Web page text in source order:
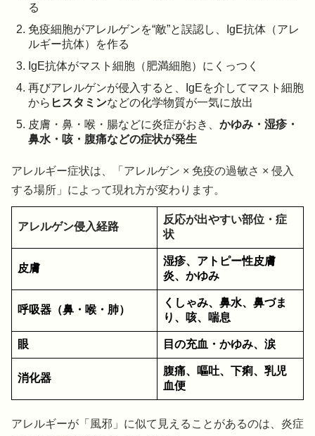
る
免疫細胞がアレルゲンを“敵”と誤認し、IgE抗体（アレ
ルギー抗体）を作る
IgE抗体がマスト細胞（肥満細胞）にくっつく
再びアレルゲンが侵入すると、IgEを介してマスト細胞
から ヒスタミンなどの化学物質が一気に放出
皮膚・鼻・喉・腸などに炎症がおき、 かゆみ・湿疹・
鼻水・咳・腹痛などの症状が発生
アレルギー症状は、「アレルゲン × 免疫の過敏さ × 侵入
する場所」によって現れ方が変わります。
アレルゲン侵入経路
反応が出やすい部位・症
状
皮膚
湿疹、アトピー性皮膚
炎、かゆみ
呼吸器（鼻・喉・肺）
くしゃみ、鼻水、鼻づま
り、咳、喘息
眼 目の充血・かゆみ、涙
消化器
腹痛、嘔吐、下痢、乳児
血便
アレルギーが「風邪」に似て見えることがあるのは、炎症